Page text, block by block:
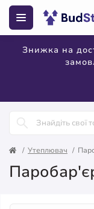
Знижка на
Утеплювач